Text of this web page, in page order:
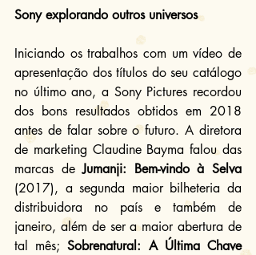
Sony explorando outros universos
Iniciando os trabalhos com um vídeo de
apresentação dos títulos do seu catálogo
no último ano, a Sony Pictures recordou
dos bons resultados obtidos em 2018
antes de falar sobre o futuro. A diretora
de marketing Claudine Bayma falou das
marcas de Jumanji: Bem-vindo à Selva
(2017), a segunda maior bilheteria da
distribuidora no país e também de
janeiro, além de ser a maior abertura de
tal mês; Sobrenatural: A Última Chave